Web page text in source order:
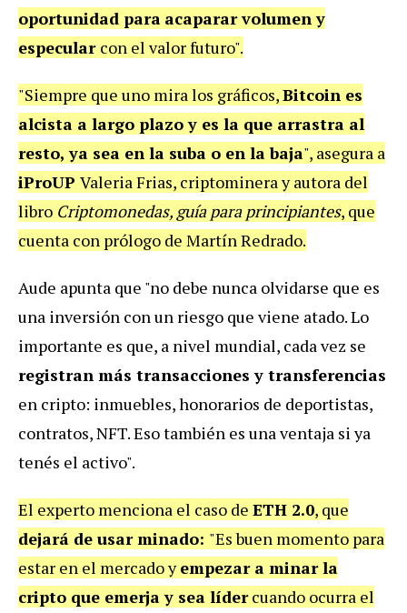
oportunidad para acaparar volumen y
especular con el valor futuro".
"Siempre que uno mira los gráficos,Bitcoin es
alcista a largo plazo y es la que arrastra al
resto, ya sea en la suba o en la baja", asegura a
iProUP Valeria Frias, criptominera y autora del
libro Criptomonedas, guía para principiantes, que
cuenta con prólogo de Martín Redrado.
Aude apunta que "no debe nunca olvidarse que es
una inversión con un riesgo que viene atado. Lo
importante es que, a nivel mundial, cada vez se
registran más transacciones y transferencias
en cripto: inmuebles, honorarios de deportistas,
contratos, NFT. Eso también es una ventaja si ya
tenés el activo".
El experto menciona el caso de ETH 2.0, que
dejará de usar minado: "Es buen momento para
estar en el mercado yempezar a minar la
cripto que emerja y sea lídercuando ocurra el